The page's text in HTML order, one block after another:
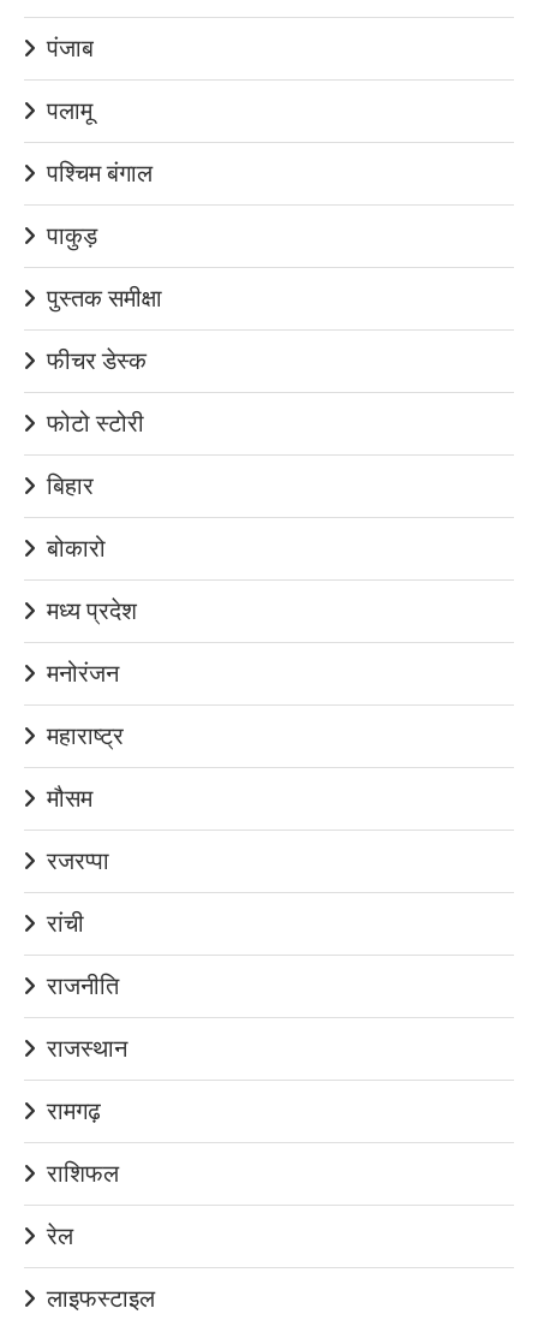
पंजाब
पलामू
पश्चिम बंगाल
पाकुड़
पुस्तक समीक्षा
फीचर डेस्क
फोटो स्टोरी
बिहार
बोकारो
मध्य प्रदेश
मनोरंजन
महाराष्ट्र
मौसम
रजरप्पा
रांची
राजनीति
राजस्थान
रामगढ़
राशिफल
रेल
लाइफस्टाइल